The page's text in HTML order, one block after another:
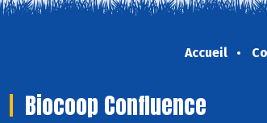
Accueil
Biocoop Confluence